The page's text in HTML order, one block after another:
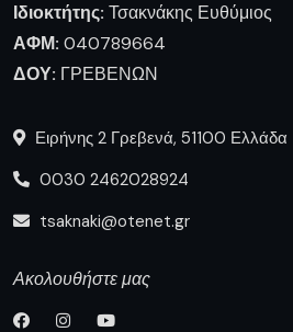
Ιδιοκτήτης: Τσακνάκης Ευθύμιος
ΑΦΜ: 040789664
ΔΟΥ: ΓΡΕΒΕΝΩΝ
Ειρήνης 2 Γρεβενά, 51100 Ελλάδα
0030 2462028924
tsaknaki@otenet.gr
Ακολουθήστε μας